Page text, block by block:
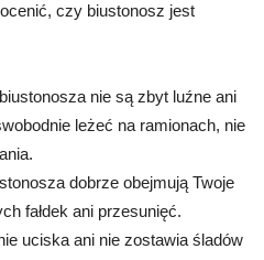
czy biustonosz jest
nie są zbyt luźne ani
leżeć na ramionach, nie
dobrze obejmują Twoje
fałdek ani przesunięć.
uciska ani nie zostawia śladów